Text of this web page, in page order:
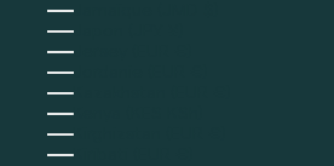
Jamaïque (JMD $)
Japon (JPY ¥)
Jersey (EUR €)
Jordanie (EUR €)
Kazakhstan (EUR €)
Kenya (KES KSh)
Kirghizstan (EUR €)
Kiribati (EUR €)